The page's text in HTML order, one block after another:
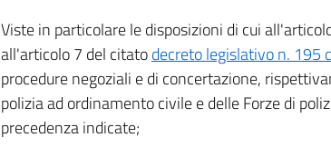
Viste in particolare le disposizioni di cui
all'articolo 7 del citatodecreto legislativo n. 195
procedure negoziali e di concertazione,
polizia ad ordinamento civile e delle Forze di
precedenza indicate;